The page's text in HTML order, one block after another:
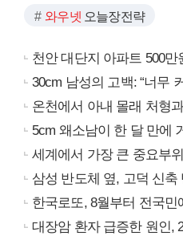
와우넷 오늘장전략
천안 대단지 아파트 500
30cm 남성의 고백: “너무
온천에서 아내 몰래 처형
5cm 왜소남이 한 달 만에
세계에서 가장 큰 중요부
삼성 반도체 옆, 고덕 신축
한국로또, 8월부터 전국민
대장암 환자 급증한 원인,